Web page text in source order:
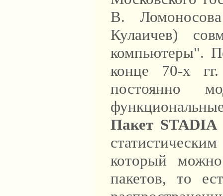
В.
Кулаичев)
компьютеры".
конце 70-х
постоянно
Пакет STADIA
который
пакетов, то